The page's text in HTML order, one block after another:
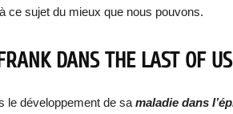
ce sujet du mieux que nous pouvons.
DANS THE LAST OF
le développement de sa maladie dans